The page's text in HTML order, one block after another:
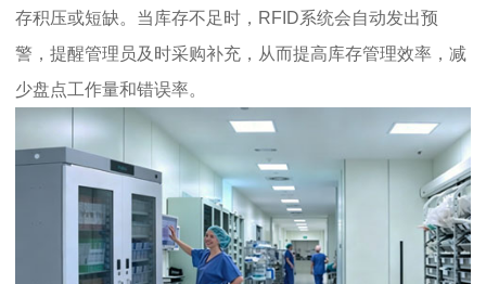
存积压或短缺。当库存不足时，RFID系统会自动发出预
警，提醒管理员及时采购补充，从而提高库存管理效率，减
少盘点工作量和错误率。